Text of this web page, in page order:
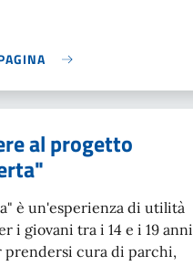
al progetto
è un'esperienza di utilità
i giovani tra i 14 e i 19 anni
prendersi cura di parchi,